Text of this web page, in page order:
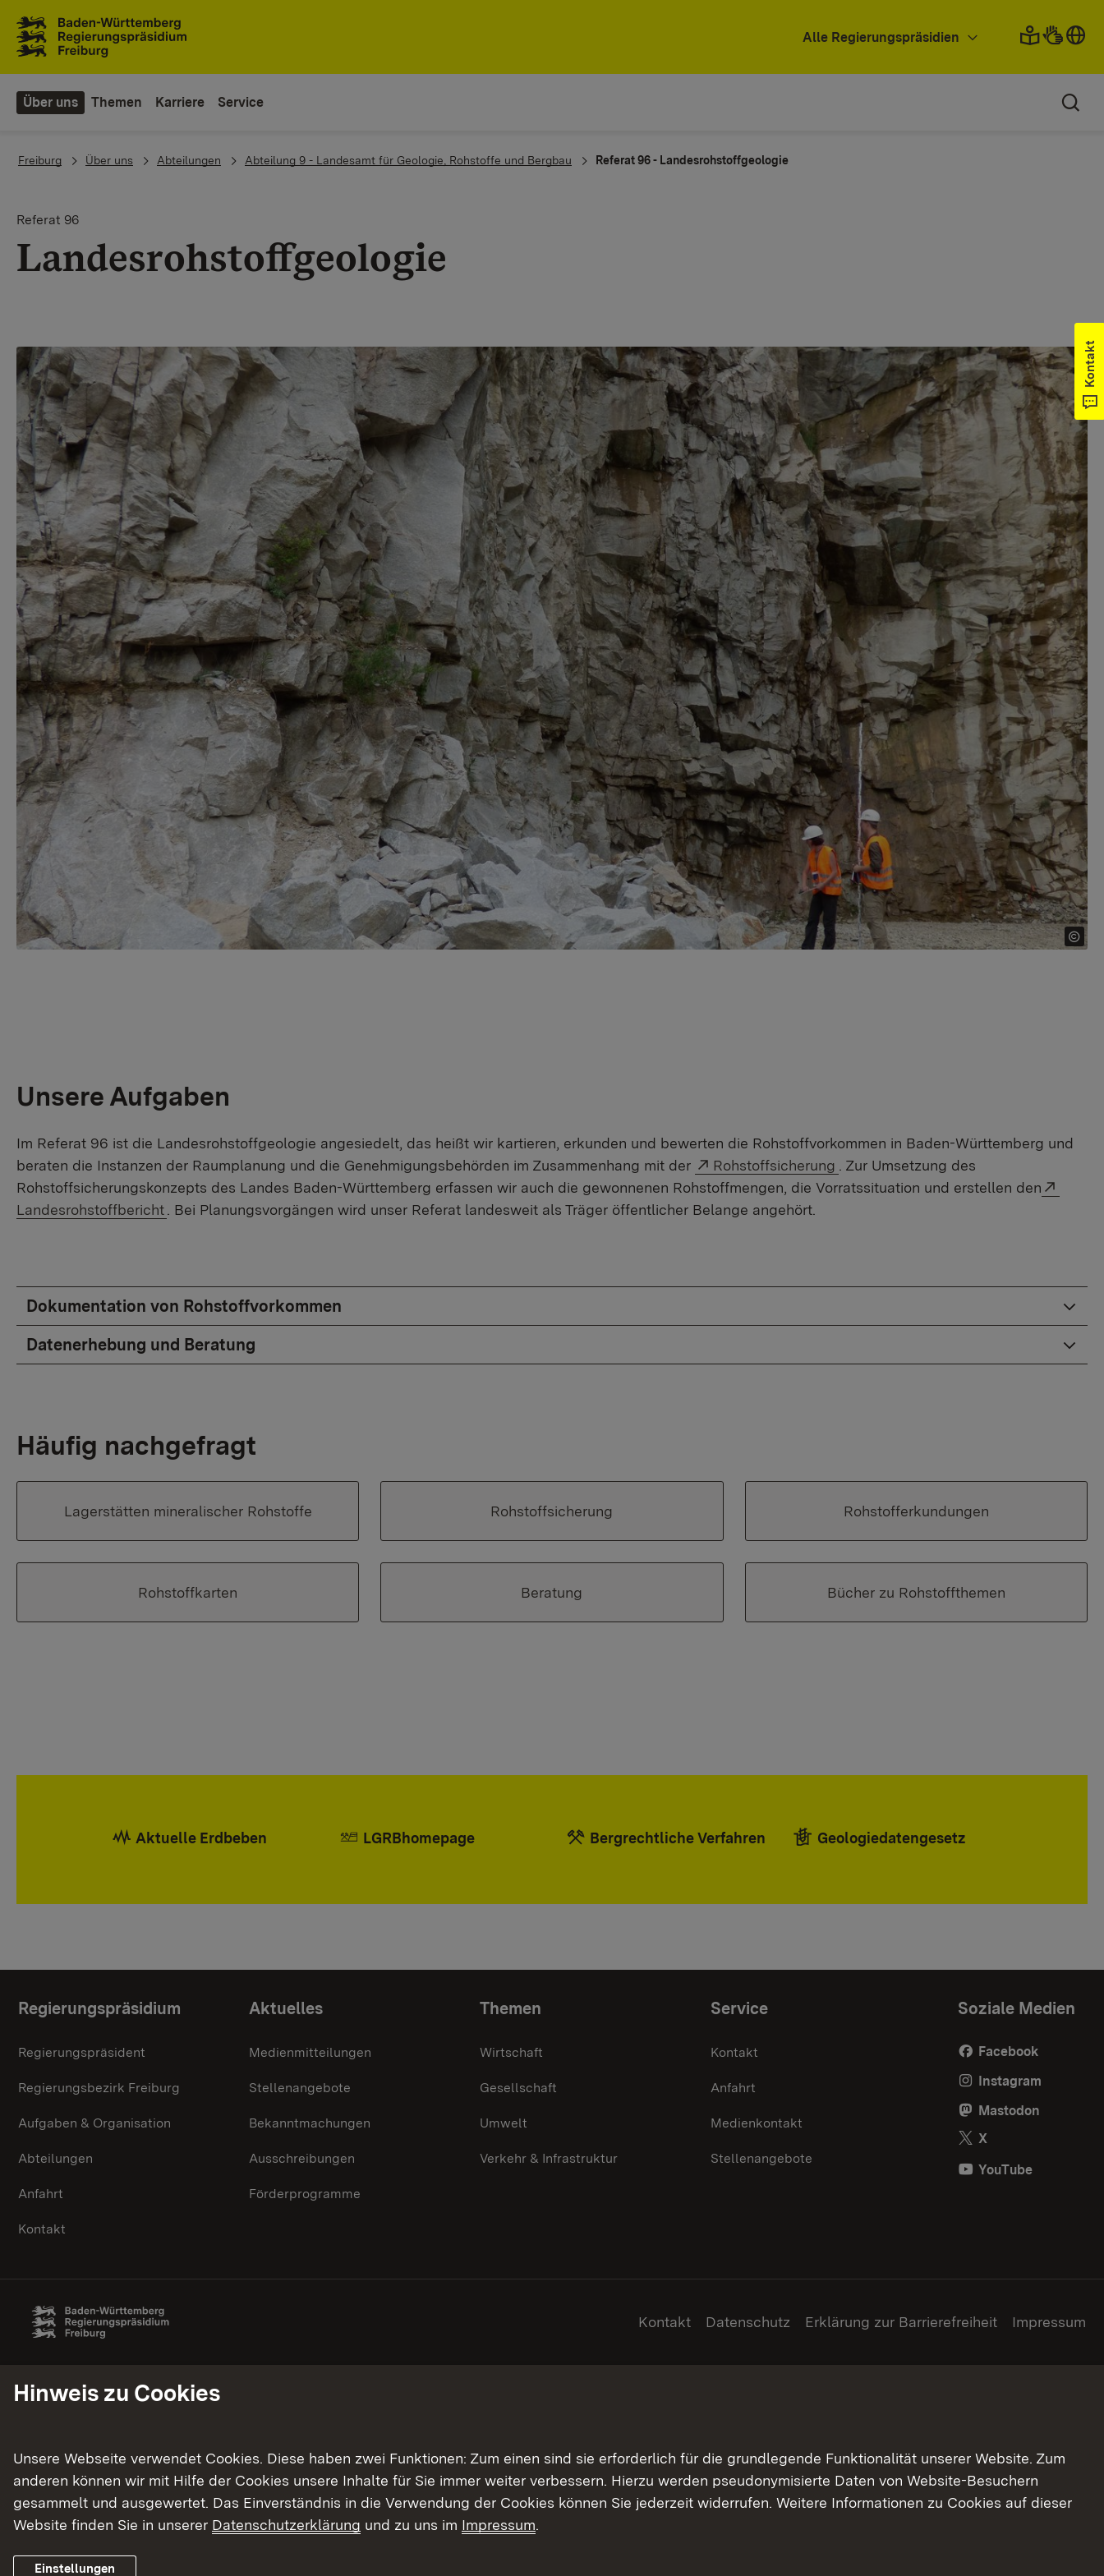
Alle Regierungspräsidien
Über uns Themen Karriere Service
You are here:
Freiburg Über uns Abteilungen Abteilung 9 - Landesamt für Geologie, Rohstoffe und Bergbau Referat 96 - Landesrohstoffgeologie
Referat 96
Landesrohstoffgeologie
Kontakt
Unsere Aufgaben
Im Referat 96 ist die Landesrohstoffgeologie angesiedelt, das heißt wir kartieren, erkunden und bewerten die Rohstoffvorkommen in Baden-Württemberg und
beraten die Instanzen der Raumplanung und die Genehmigungsbehörden im Zusammenhang mit der
Externer Link:
Rohstoffsicherung
. Zur Umsetzung des
Rohstoffsicherungskonzepts des Landes Baden-Württemberg erfassen wir auch die gewonnenen Rohstoffmengen, die Vorratssituation und erstellen den
Landesrohstoffbericht
. Bei Planungsvorgängen wird unser Referat landesweit als Träger öffentlicher Belange angehört.
Dokumentation von Rohstoffvorkommen
Datenerhebung und Beratung
Häufig nachgefragt
Lagerstätten mineralischer Rohstoffe Rohstoffsicherung Rohstofferkundungen
Rohstoffkarten Beratung Bücher zu Rohstoffthemen
Aktuelle Erdbeben LGRBhomepage Bergrechtliche Verfahren Geologiedatengesetz
Themenübersicht
Regierungspräsidium
Regierungspräsident
Regierungsbezirk Freiburg
Aufgaben & Organisation
Abteilungen
Anfahrt
Kontakt
Aktuelles
Medienmitteilungen
Stellenangebote
Bekanntmachungen
Ausschreibungen
Förderprogramme
Themen
Wirtschaft
Gesellschaft
Umwelt
Verkehr & Infrastruktur
Service
Kontakt
Anfahrt
Medienkontakt
Stellenangebote
Soziale Medien
Facebook
Instagram
Mastodon
X
YouTube
Kontakt Datenschutz Erklärung zur Barrierefreiheit Impressum
Hinweis zu Cookies
Unsere Webseite verwendet Cookies. Diese haben zwei Funktionen: Zum einen sind sie erforderlich für die grundlegende Funktionalität unserer Website. Zum
anderen können wir mit Hilfe der Cookies unsere Inhalte für Sie immer weiter verbessern. Hierzu werden pseudonymisierte Daten von Website-Besuchern
gesammelt und ausgewertet. Das Einverständnis in die Verwendung der Cookies können Sie jederzeit widerrufen. Weitere Informationen zu Cookies auf dieser
Website finden Sie in unserer Datenschutzerklärung und zu uns im Impressum.
Einstellungen